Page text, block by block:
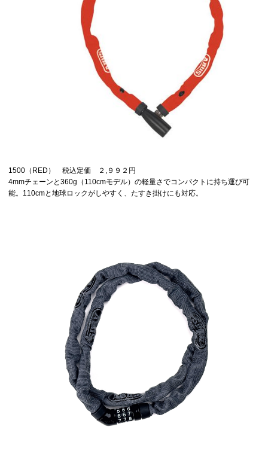
1500（RED） 税込定価 ２,９９２円
4mmチェーンと360g（110cmモデル）の軽量さでコンパクトに持ち運び可
能。110cmと地球ロックがしやすく、たすき掛けにも対応。